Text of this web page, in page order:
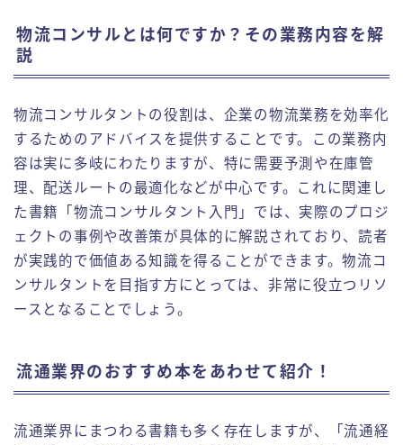
物流コンサルとは何ですか？その業務内容を解
説
物流コンサルタントの役割は、企業の物流業務を効率化
するためのアドバイスを提供することです。この業務内
容は実に多岐にわたりますが、特に需要予測や在庫管
理、配送ルートの最適化などが中心です。これに関連し
た書籍「物流コンサルタント入門」では、実際のプロジ
ェクトの事例や改善策が具体的に解説されており、読者
が実践的で価値ある知識を得ることができます。物流コ
ンサルタントを目指す方にとっては、非常に役立つリソ
ースとなることでしょう。
流通業界のおすすめ本をあわせて紹介！
流通業界にまつわる書籍も多く存在しますが、「流通経